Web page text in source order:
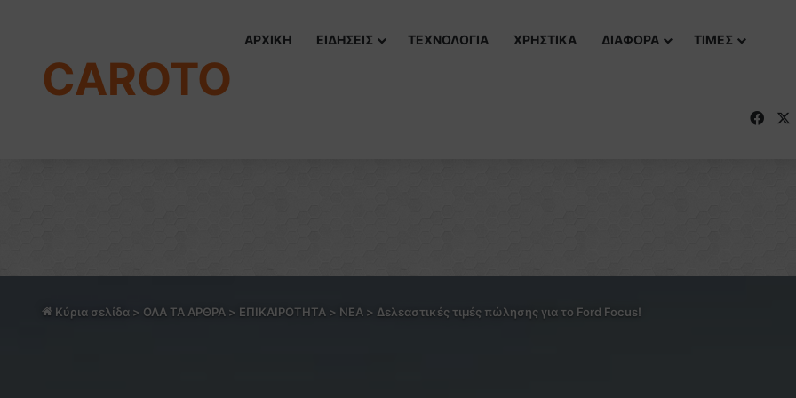
CAROTO
ΑΡΧΙΚΗ ΕΙΔΗΣΕΙΣ ΤΕΧΝΟΛΟΓΙΑ ΧΡΗΣΤΙΚΑ ΔΙΑΦΟΡΑ ΤΙΜΕΣ
Κύρια σελίδα > ΟΛΑ ΤΑ ΑΡΘΡΑ > ΕΠΙΚΑΙΡΟΤΗΤΑ > NEA > Δελεαστικές τιμές πώλησης για το Ford Focus!